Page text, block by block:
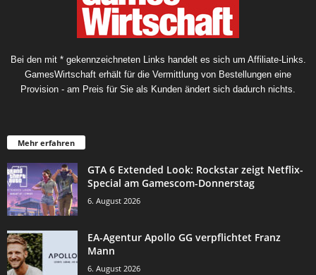
Bei den mit * gekennzeichneten Links handelt es sich um Affiliate-Links.
GamesWirtschaft erhält für die Vermittlung von Bestellungen eine
Provision - am Preis für Sie als Kunden ändert sich dadurch nichts.
Mehr erfahren
GTA 6 Extended Look: Rockstar zeigt Netflix-
Special am Gamescom-Donnerstag
6. August 2026
EA-Agentur Apollo GG verpflichtet Franz
Mann
6. August 2026